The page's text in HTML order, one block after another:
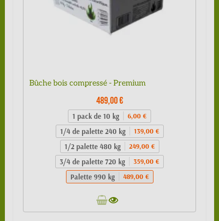
Bûche bois compressé - Premium
489,00 €
1 pack de 10 kg 6,00 €
1/4 de palette 240 kg 139,00 €
1/2 palette 480 kg 249,00 €
3/4 de palette 720 kg 359,00 €
Palette 990 kg 489,00 €